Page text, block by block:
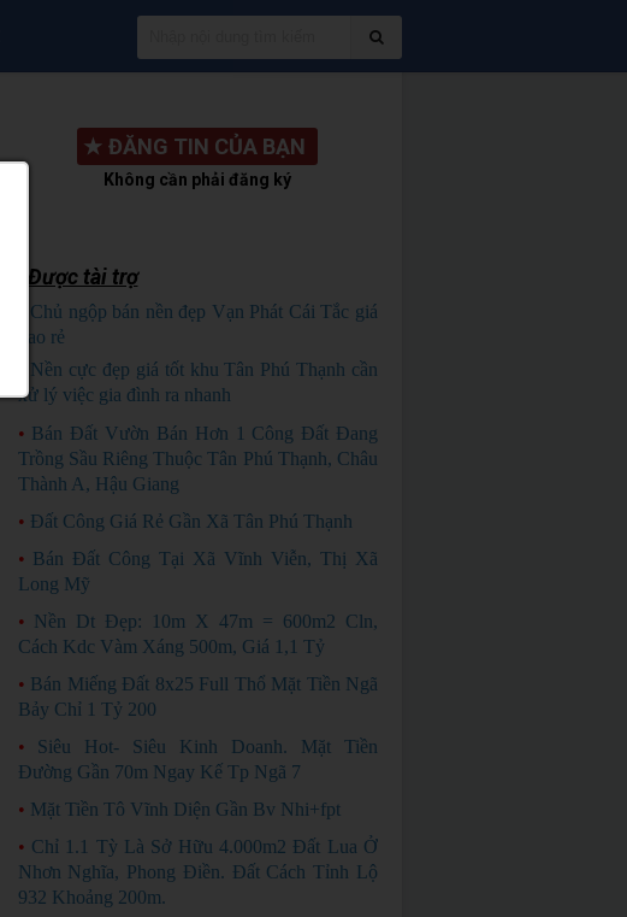
★ ĐĂNG TIN CỦA BẠN
Không cần phải đăng ký
Được tài trợ
Chủ ngộp bán nền đẹp Vạn Phát Cái Tắc giá
bao rẻ
Nền cực đẹp giá tốt khu Tân Phú Thạnh cần
xử lý việc gia đình ra nhanh
• Bán Đất Vườn Bán Hơn 1 Công Đất Đang
Trồng Sầu Riêng Thuộc Tân Phú Thạnh, Châu
Thành A, Hậu Giang
• Đất Công Giá Rẻ Gần Xã Tân Phú Thạnh
• Bán Đất Công Tại Xã Vĩnh Viễn, Thị Xã
Long Mỹ
• Nền Dt Đẹp: 10m X 47m = 600m2 Cln,
Cách Kdc Vàm Xáng 500m, Giá 1,1 Tỷ
• Bán Miếng Đất 8x25 Full Thổ Mặt Tiền Ngã
Bảy Chỉ 1 Tỷ 200
• Siêu Hot- Siêu Kinh Doanh. Mặt Tiền
Đường Gần 70m Ngay Kế Tp Ngã 7
• Mặt Tiền Tô Vĩnh Diện Gần Bv Nhi+fpt
• Chỉ 1.1 Tỳ Là Sở Hữu 4.000m2 Đất Lua Ở
Nhơn Nghĩa, Phong Điền. Đất Cách Tỉnh Lộ
932 Khoảng 200m.